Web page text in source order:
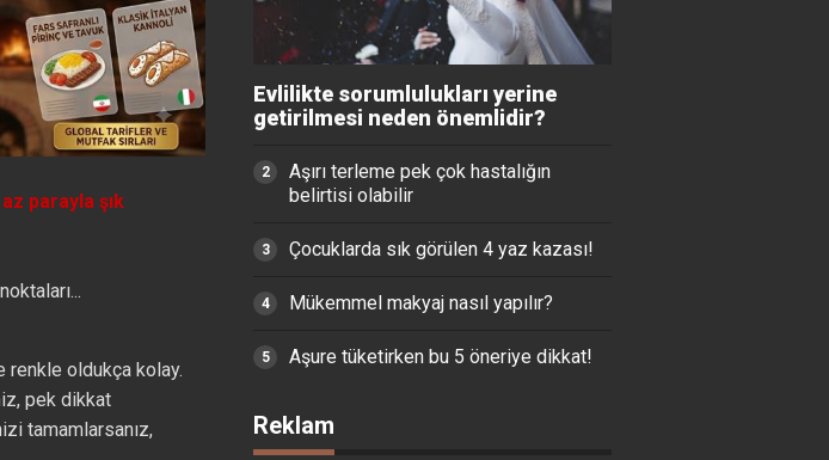
parayla şık
renkle oldukça kolay.
pek dikkat
tamamlarsanız,
Evlilikte sorumlulukları yerine
getirilmesi neden önemlidir?
Aşırı terleme pek çok hastalığın
belirtisi olabilir
Çocuklarda sık görülen 4 yaz kazası!
Mükemmel makyaj nasıl yapılır?
Aşure tüketirken bu 5 öneriye dikkat!
Reklam